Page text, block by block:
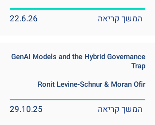
המשך קריאה 22.6.26
GenAI Models and the Hybrid Governance
Trap
Ronit Levine-Schnur & Moran Ofir
המשך קריאה 29.10.25